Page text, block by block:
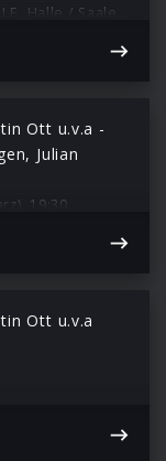
Ott u.v.a -
Julian
19:30
Ott u.v.a